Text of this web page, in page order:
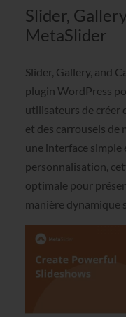
Slider,
MetaSlider
Slider, Gallery, and
plugin WordPress
utilisateurs de créer
et des carrousels de
une interface simple
personnalisation,
optimale pour
manière dynamique